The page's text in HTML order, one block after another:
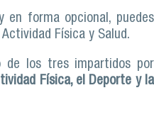
en forma opcional, puedes
Física y Salud.
de los tres impartidos por
Física, el Deporte y la